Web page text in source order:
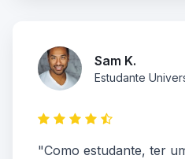
Sam K.
Estudante
"Como estudante, ter